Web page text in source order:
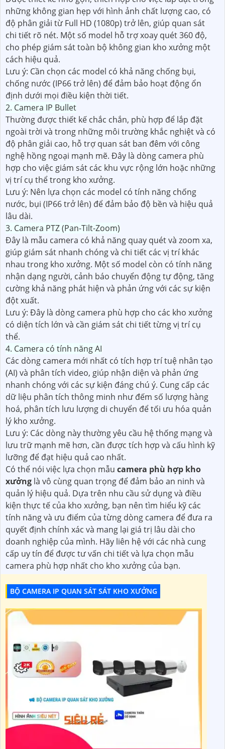
những không gian hẹp với hình ảnh chất lượng cao, có
độ phân giải từ Full HD (1080p) trở lên, giúp quan sát
chi tiết rõ nét. Một số model hỗ trợ xoay quét 360 độ,
cho phép giám sát toàn bộ không gian kho xưởng một
cách hiệu quả.
Lưu ý: Cần chọn các model có khả năng chống bụi,
chống nước (IP66 trở lên) để đảm bảo hoạt động ổn
định dưới mọi điều kiện thời tiết.
2. Camera IP Bullet
Thường được thiết kế chắc chắn, phù hợp để lắp đặt
ngoài trời và trong những môi trường khắc nghiệt và có
độ phân giải cao, hỗ trợ quan sát ban đêm với công
nghệ hồng ngoại mạnh mẽ. Đây là dòng camera phù
hợp cho việc giám sát các khu vực rộng lớn hoặc những
vị trí cụ thể trong kho xưởng.
Lưu ý: Nên lựa chọn các model có tính năng chống
nước, bụi (IP66 trở lên) để đảm bảo độ bền và hiệu quả
lâu dài.
3. Camera PTZ (Pan-Tilt-Zoom)
Đây là mẫu camera có khả năng quay quét và zoom xa,
giúp giám sát nhanh chóng và chi tiết các vị trí khác
nhau trong kho xưởng. Một số model còn có tính năng
nhận dạng người, cảnh báo chuyển động tự động, tăng
cường khả năng phát hiện và phản ứng với các sự kiện
đột xuất.
Lưu ý: Đây là dòng camera phù hợp cho các kho xưởng
có diện tích lớn và cần giám sát chi tiết từng vị trí cụ
thể.
4. Camera có tính năng AI
Các dòng camera mới nhất có tích hợp trí tuệ nhân tạo
(AI) và phân tích video, giúp nhận diện và phản ứng
nhanh chóng với các sự kiện đáng chú ý. Cung cấp các
dữ liệu phân tích thông minh như đếm số lượng hàng
hoá, phân tích lưu lượng di chuyển để tối ưu hóa quản
lý kho xưởng.
Lưu ý: Các dòng này thường yêu cầu hệ thống mạng và
lưu trữ mạnh mẽ hơn, cần được tích hợp và cấu hình kỹ
lưỡng để đạt hiệu quả cao nhất.
Có thể nói việc lựa chọn mẫu camera phù hợp kho
xưởng là vô cùng quan trọng để đảm bảo an ninh và
quản lý hiệu quả. Dựa trên nhu cầu sử dụng và điều
kiện thực tế của kho xưởng, bạn nên tìm hiểu kỹ các
tính năng và ưu điểm của từng dòng camera để đưa ra
quyết định chính xác và mang lại giá trị lâu dài cho
doanh nghiệp của mình. Hãy liên hệ với các nhà cung
cấp uy tín để được tư vấn chi tiết và lựa chọn mẫu
camera phù hợp nhất cho kho xưởng của bạn.
BỘ CAMERA IP QUAN SÁT SÁT KHO XƯỞNG